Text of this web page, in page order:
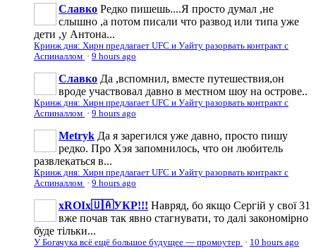
Славко Редко пишешь....Я просто думал ,не
слышно ,а потом писали что развод или типа уже
дети ,у Антона...
Кринж дня: Хирн предлагает UFC и Уайту разорвать контракт с
Аспиналлом · 9 hours ago
Славко Да ,вспомнил, вместе путешествия,он
вроде участвовал давно в местном шоу на острове..
Кринж дня: Хирн предлагает UFC и Уайту разорвать контракт с
Аспиналлом · 9 hours ago
Metryk Да я зарегился уже давно, просто пишу
редко. Про Хэя запомнилось, что он любитель
развлекаться в...
Кринж дня: Хирн предлагает UFC и Уайту разорвать контракт с
Аспиналлом · 9 hours ago
xROIx🇺🇦УКР!!! Навряд, бо якщо Сергій у свої 31
вже почав так явно стагнувати, то далі закономірно
буде тільки...
У Богачука всё ещё большое будущее — промоутер · 10 hours ago